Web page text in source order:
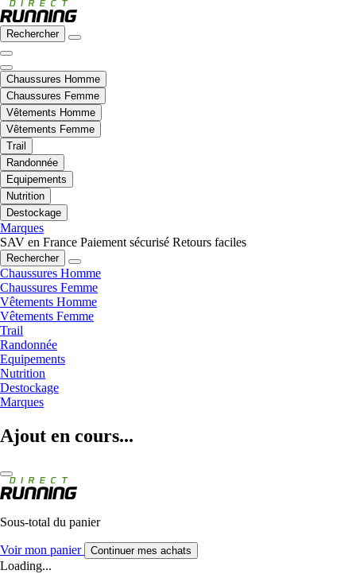
Rechercher
Chaussures Homme
Chaussures Femme
Vêtements Homme
Vêtements Femme
Trail
Randonnée
Equipements
Nutrition
Destockage
Marques
SAV en France Paiement sécurisé Retours faciles
Rechercher
Chaussures Homme
Chaussures Femme
Vêtements Homme
Vêtements Femme
Trail
Randonnée
Equipements
Nutrition
Destockage
Marques
Ajout en cours...
Sous-total du panier
Voir mon panier Continuer mes achats
Loading...